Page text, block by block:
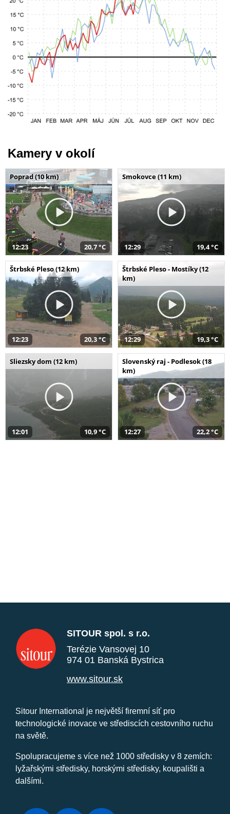
Kamery v okolí
Poprad (10 km)
12:23 20,7 °C
Smokovce (11 km)
12:29 19,4 °C
Štrbské Pleso (12 km)
12:23 20,3 °C
Štrbské Pleso - Mostíky (12
km)
12:29 19,3 °C
Sliezsky dom (12 km)
12:01 10,9 °C
Slovenský raj - Podlesok (18
km)
12:27 22,2 °C
SITOUR spol. s r.o.
Terézie Vansovej 10
974 01 Banská Bystrica
www.sitour.sk
Sitour International je největší firemní síť pro
technologické inovace ve střediscích cestovního ruchu
na světě.
Spolupracujeme s více než 1000 středisky v 8 zemích:
lyžařskými středisky, horskými středisky, koupališti a
dalšími.